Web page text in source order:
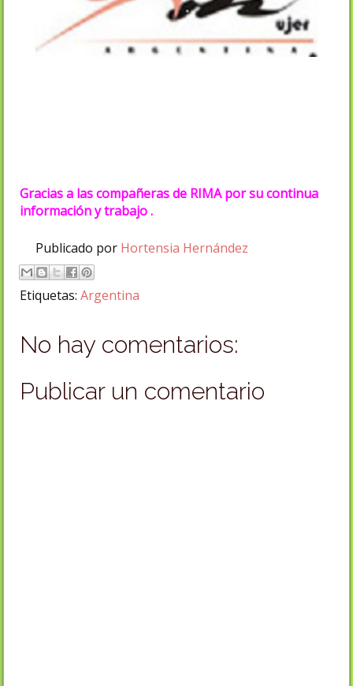
Gracias a las compañeras de RIMA por su continua
información y trabajo .
Publicado por Hortensia Hernández
Etiquetas: Argentina
No hay comentarios:
Publicar un comentario